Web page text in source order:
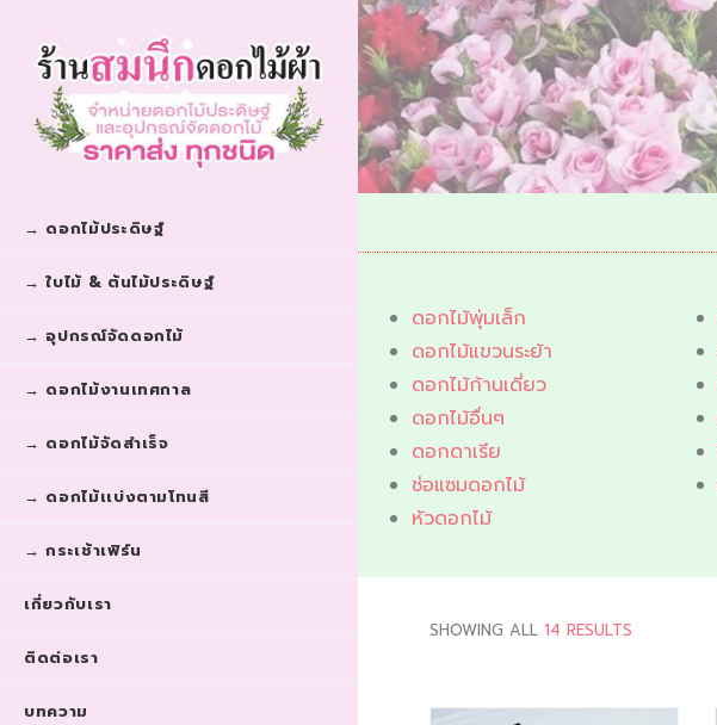
→ ดอกไม้ประดิษฐ์
→ ใบไม้ & ต้นไม้ประดิษฐ์
→ อุปกรณ์จัดดอกไม้
→ ดอกไม้งานเทศกาล
→ ดอกไม้จัดสำเร็จ
→ ดอกไม้เเบ่งตามโทนสี
→ กระเช้าเฟิร์น
เกี่ยวกับเรา
ติดต่อเรา
บทความ
ดอกไม้พุ่มเล็ก
ดอกไม้แขวนระย้า
ดอกไม้ก้านเดี่ยว
ดอกไม้อื่นๆ
ดอกดาเรีย
ช่อแซมดอกไม้
หัวดอกไม้
SHOWING ALL 14 RESULTS